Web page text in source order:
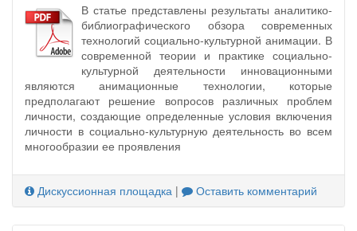
В статье представлены результаты аналитико-
библиографического обзора современных
технологий социально-культурной анимации. В
современной теории и практике социально-
культурной деятельности инновационными
являются анимационные технологии, которые
предполагают решение вопросов различных проблем
личности, создающие определенные условия включения
личности в социально-культурную деятельность во всем
многообразии ее проявления
Дискуссионная площадка | Оставить комментарий